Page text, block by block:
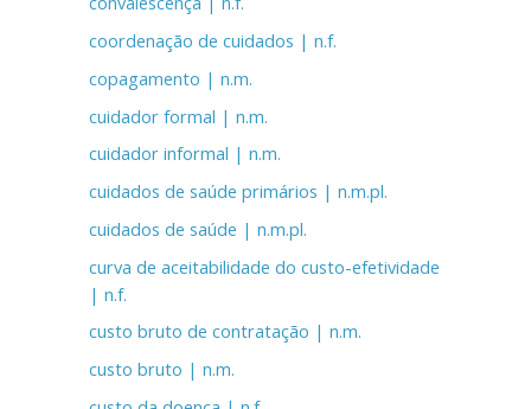
coordenação de cuidados | n.f.
copagamento | n.m.
cuidador formal | n.m.
cuidador informal | n.m.
cuidados de saúde primários | n.m.pl.
cuidados de saúde | n.m.pl.
curva de aceitabilidade do custo-efetividade
| n.f.
custo bruto de contratação | n.m.
custo bruto | n.m.